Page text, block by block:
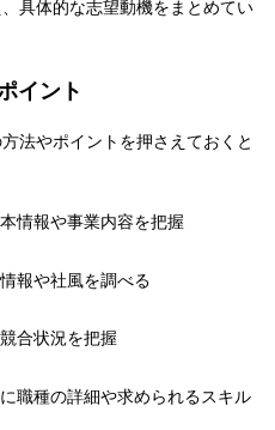
具体的な志望動機をまとめてい
イント
法やポイントを押さえておくと
情報や事業内容を把握
報や社風を調べる
合状況を把握
職種の詳細や求められるスキル